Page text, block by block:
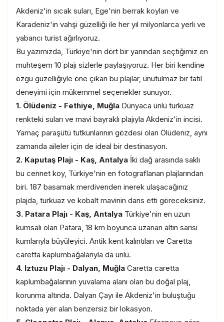
Akdeniz'in sıcak suları, Ege'nin berrak koyları ve
Karadeniz'in vahşi güzelliği ile her yıl milyonlarca yerli ve
yabancı turist ağırlıyoruz.
Bu yazımızda, Türkiye'nin dört bir yanından seçtiğimiz en
muhteşem 10 plajı sizlerle paylaşıyoruz. Her biri kendine
özgü güzelliğiyle öne çıkan bu plajlar, unutulmaz bir tatil
deneyimi için mükemmel seçenekler sunuyor.
1. Ölüdeniz - Fethiye, Muğla Dünyaca ünlü turkuaz
renkteki suları ve mavi bayraklı plajıyla Akdeniz'in incisi.
Yamaç paraşütü tutkunlarının gözdesi olan Ölüdeniz, aynı
zamanda aileler için de ideal bir destinasyon.
2. Kaputaş Plajı - Kaş, Antalya İki dağ arasında saklı
bu cennet koy, Türkiye'nin en fotograflanan plajlarından
biri. 187 basamak merdivenden inerek ulaşacağınız
plajda, turkuaz ve kobalt mavinin dans etti göreceksiniz.
3. Patara Plajı - Kaş, Antalya Türkiye'nin en uzun
kumsalı olan Patara, 18 km boyunca uzanan altın sarısı
kumlarıyla büyüleyici. Antik kent kalıntıları ve Caretta
caretta kaplumbağalarıyla da ünlü.
4. Iztuzu Plajı - Dalyan, Muğla Caretta caretta
kaplumbağalarının yuvalama alanı olan bu doğal plaj,
korunma altında. Dalyan Çayı ile Akdeniz'in buluştuğu
noktada yer alan benzersiz bir lokasyon.